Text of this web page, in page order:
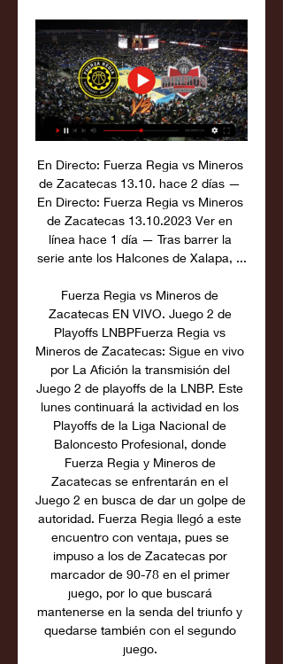
En Directo: Fuerza Regia vs Mineros
de Zacatecas 13.10. hace 2 días —
En Directo: Fuerza Regia vs Mineros
de Zacatecas 13.10.2023 Ver en
línea hace 1 día — Tras barrer la
serie ante los Halcones de Xalapa, ...
Fuerza Regia vs Mineros de
Zacatecas EN VIVO. Juego 2 de
Playoffs LNBPFuerza Regia vs
Mineros de Zacatecas: Sigue en vivo
por La Afición la transmisión del
Juego 2 de playoffs de la LNBP. Este
lunes continuará la actividad en los
Playoffs de la Liga Nacional de
Baloncesto Profesional, donde
Fuerza Regia y Mineros de
Zacatecas se enfrentarán en el
Juego 2 en busca de dar un golpe de
autoridad. Fuerza Regia llegó a este
encuentro con ventaja, pues se
impuso a los de Zacatecas por
marcador de 90-78 en el primer
juego, por lo que buscará
mantenerse en la senda del triunfo y
quedarse también con el segundo
juego.